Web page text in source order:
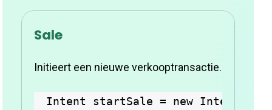
Sale
Initieert een nieuwe verkooptransactie.
Intent startSale = new